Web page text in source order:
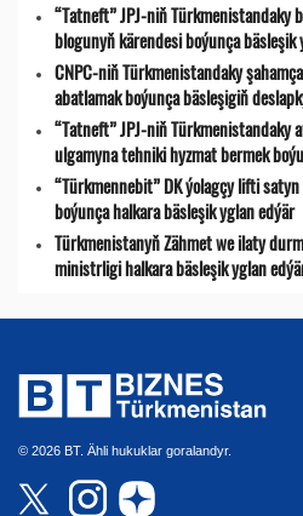
“Tatneft” JPJ-niň Türkmenistandaky
blogunyň kärendesi boýunça bäsleşik
CNPC-niň Türkmenistandaky
abatlamak boýunça bäsleşigiň
“Tatneft” JPJ-niň Türkmenistandaky
ulgamyna tehniki hyzmat bermek
“Türkmennebit” DK ýolagçy lifti
boýunça halkara bäsleşik yglan edýär
Türkmenistanyň Zähmet we ilaty
ministrligi halkara bäsleşik yglan
© 2026 BT. Ähli hukuklar goralandyr.